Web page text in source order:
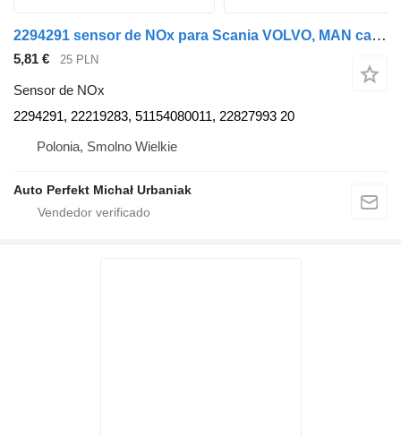
2294291 sensor de NOx para Scania VOLVO, MAN cabeza tractora
5,81 € 25 PLN
Sensor de NOx
2294291, 22219283, 51154080011, 22827993 20
Polonia, Smolno Wielkie
Auto Perfekt Michał Urbaniak